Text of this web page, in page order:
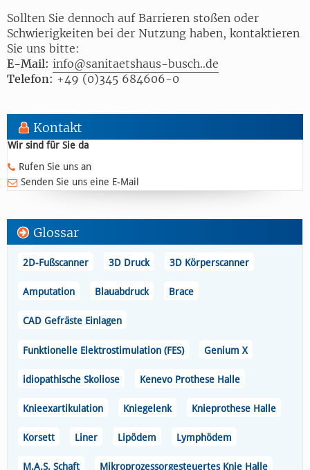
Sollten Sie dennoch auf Barrieren stoßen oder
Schwierigkeiten bei der Nutzung haben, kontaktieren
Sie uns bitte:
E-Mail: info@sanitaetshaus-busch..de
Telefon: +49 (0)345 684606-0
Kontakt
Wir sind für Sie da
Rufen Sie uns an
Senden Sie uns eine E-Mail
Glossar
2D-Fußscanner 3D Druck 3D Körperscanner
Amputation Blauabdruck Brace
CAD Gefräste Einlagen
Funktionelle Elektrostimulation (FES) Genium X
idiopathische Skoliose Kenevo Prothese Halle
Knieexartikulation Kniegelenk Knieprothese Halle
Korsett Liner Lipödem Lymphödem
M.A.S. Schaft Mikroprozessorgesteuertes Knie Halle